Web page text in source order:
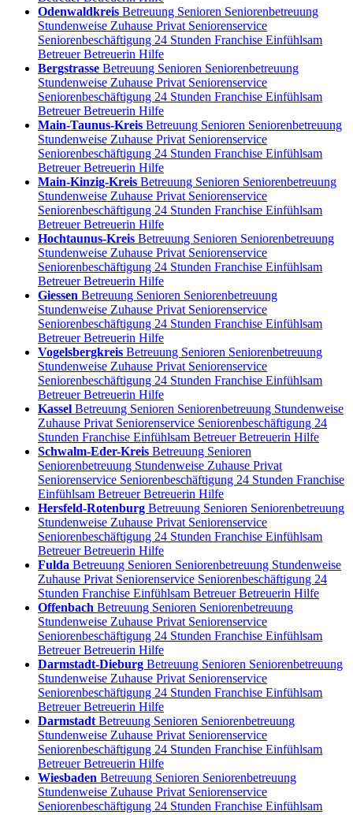
Odenwaldkreis Betreuung Senioren Seniorenbetreuung
Stundenweise Zuhause Privat Seniorenservice
Seniorenbeschäftigung 24 Stunden Franchise Einfühlsam
Betreuer Betreuerin Hilfe
Bergstrasse Betreuung Senioren Seniorenbetreuung
Stundenweise Zuhause Privat Seniorenservice
Seniorenbeschäftigung 24 Stunden Franchise Einfühlsam
Betreuer Betreuerin Hilfe
Main-Taunus-Kreis Betreuung Senioren Seniorenbetreuung
Stundenweise Zuhause Privat Seniorenservice
Seniorenbeschäftigung 24 Stunden Franchise Einfühlsam
Betreuer Betreuerin Hilfe
Main-Kinzig-Kreis Betreuung Senioren Seniorenbetreuung
Stundenweise Zuhause Privat Seniorenservice
Seniorenbeschäftigung 24 Stunden Franchise Einfühlsam
Betreuer Betreuerin Hilfe
Hochtaunus-Kreis Betreuung Senioren Seniorenbetreuung
Stundenweise Zuhause Privat Seniorenservice
Seniorenbeschäftigung 24 Stunden Franchise Einfühlsam
Betreuer Betreuerin Hilfe
Giessen Betreuung Senioren Seniorenbetreuung
Stundenweise Zuhause Privat Seniorenservice
Seniorenbeschäftigung 24 Stunden Franchise Einfühlsam
Betreuer Betreuerin Hilfe
Vogelsbergkreis Betreuung Senioren Seniorenbetreuung
Stundenweise Zuhause Privat Seniorenservice
Seniorenbeschäftigung 24 Stunden Franchise Einfühlsam
Betreuer Betreuerin Hilfe
Kassel Betreuung Senioren Seniorenbetreuung Stundenweise
Zuhause Privat Seniorenservice Seniorenbeschäftigung 24
Stunden Franchise Einfühlsam Betreuer Betreuerin Hilfe
Schwalm-Eder-Kreis Betreuung Senioren
Seniorenbetreuung Stundenweise Zuhause Privat
Seniorenservice Seniorenbeschäftigung 24 Stunden Franchise
Einfühlsam Betreuer Betreuerin Hilfe
Hersfeld-Rotenburg Betreuung Senioren Seniorenbetreuung
Stundenweise Zuhause Privat Seniorenservice
Seniorenbeschäftigung 24 Stunden Franchise Einfühlsam
Betreuer Betreuerin Hilfe
Fulda Betreuung Senioren Seniorenbetreuung Stundenweise
Zuhause Privat Seniorenservice Seniorenbeschäftigung 24
Stunden Franchise Einfühlsam Betreuer Betreuerin Hilfe
Offenbach Betreuung Senioren Seniorenbetreuung
Stundenweise Zuhause Privat Seniorenservice
Seniorenbeschäftigung 24 Stunden Franchise Einfühlsam
Betreuer Betreuerin Hilfe
Darmstadt-Dieburg Betreuung Senioren Seniorenbetreuung
Stundenweise Zuhause Privat Seniorenservice
Seniorenbeschäftigung 24 Stunden Franchise Einfühlsam
Betreuer Betreuerin Hilfe
Darmstadt Betreuung Senioren Seniorenbetreuung
Stundenweise Zuhause Privat Seniorenservice
Seniorenbeschäftigung 24 Stunden Franchise Einfühlsam
Betreuer Betreuerin Hilfe
Wiesbaden Betreuung Senioren Seniorenbetreuung
Stundenweise Zuhause Privat Seniorenservice
Seniorenbeschäftigung 24 Stunden Franchise Einfühlsam